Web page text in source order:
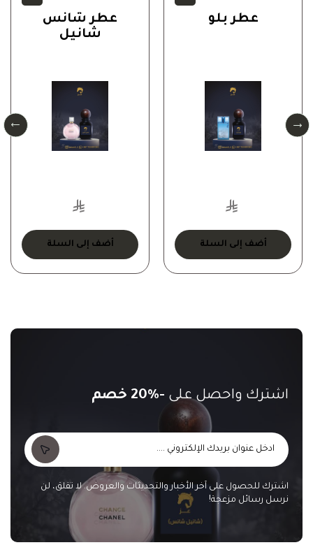
عطر بلو
أضف إلى السلة
عطر شانس
شانيل
أضف إلى السلة
اشترك واحصل على -20% خصم
اشترك للحصول على آخر الأخبار والتحديثات والعروض. لا تقلق، لن
نرسل رسائل مزعجة!